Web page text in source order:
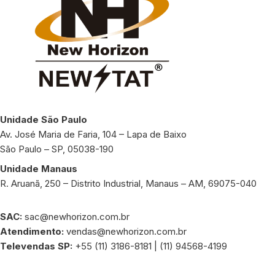
Unidade São Paulo
Av. José Maria de Faria, 104 – Lapa de Baixo
São Paulo – SP, 05038-190
Unidade Manaus
R. Aruanã, 250 – Distrito Industrial, Manaus – AM, 69075-040
SAC: sac@newhorizon.com.br
Atendimento: vendas@newhorizon.com.br
Televendas SP: +55 (11) 3186-8181 | (11) 94568-4199